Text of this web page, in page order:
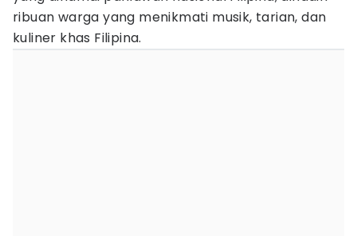
ribuan warga yang menikmati musik, tarian, dan
kuliner khas Filipina.